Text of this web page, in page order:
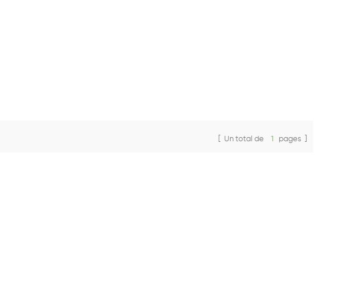
[ Un total de 1 pages ]